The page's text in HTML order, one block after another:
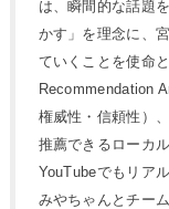
は、瞬間的な話題
かす」を理念に、
ていくことを使命
Recommendation
権威性・信頼性）
推薦できるローカ
YouTubeでもリア
みやちゃんとチー